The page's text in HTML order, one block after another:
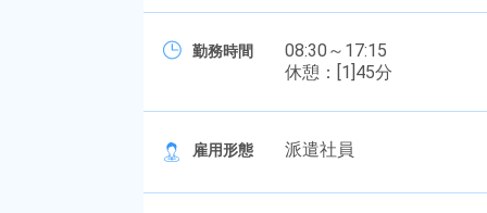
勤務時間
08:30～17:15
休憩：[1]45分
雇用形態 派遣社員